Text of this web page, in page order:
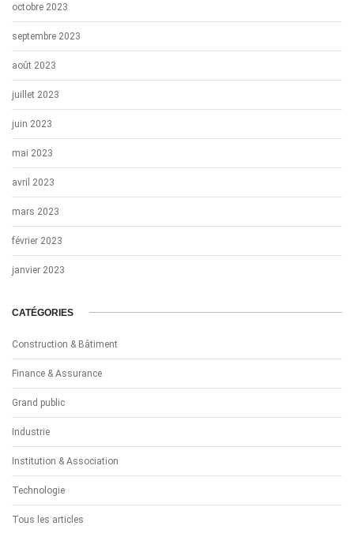
octobre 2023
septembre 2023
août 2023
juillet 2023
juin 2023
mai 2023
avril 2023
mars 2023
février 2023
janvier 2023
CATÉGORIES
Construction & Bâtiment
Finance & Assurance
Grand public
Industrie
Institution & Association
Technologie
Tous les articles